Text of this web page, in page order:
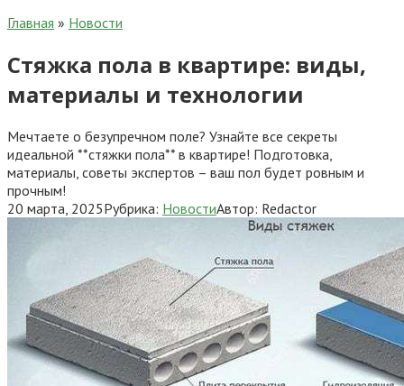
Главная » Новости
Стяжка пола в квартире: виды,
материалы и технологии
Мечтаете о безупречном поле? Узнайте все секреты
идеальной **стяжки пола** в квартире! Подготовка,
материалы, советы экспертов – ваш пол будет ровным и
прочным!
20 марта, 2025Рубрика: НовостиАвтор: Redactor